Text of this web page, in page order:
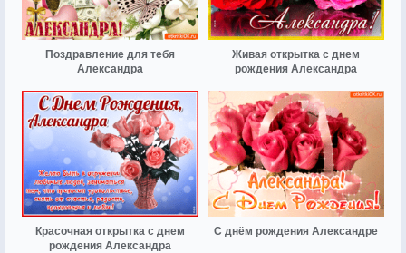
Поздравление для тебя
Александра
Живая открытка с днем
рождения Александра
Красочная открытка с днем
рождения Александра
С днём рождения Александре